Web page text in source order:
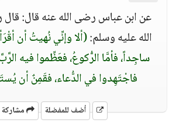
عن ابن عباس رضى الله عنه قال:
الله عليه وسلم:(ألا وإنِّي نُهيتُ أن
ساجِداً، فأمَّا الرُّكوعُ، فعَظِّموا فيه
فاجْتَهِدوا في الدُّعاء، فقَمِنٌ أن
أضف للمفضلة